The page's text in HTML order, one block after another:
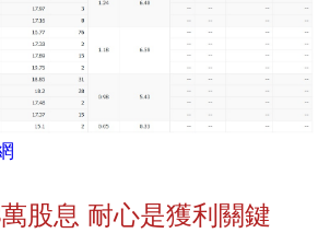
股息 耐心是獲利關鍵